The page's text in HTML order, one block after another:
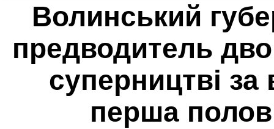
Волинський
предводитель
суперництві за
перша